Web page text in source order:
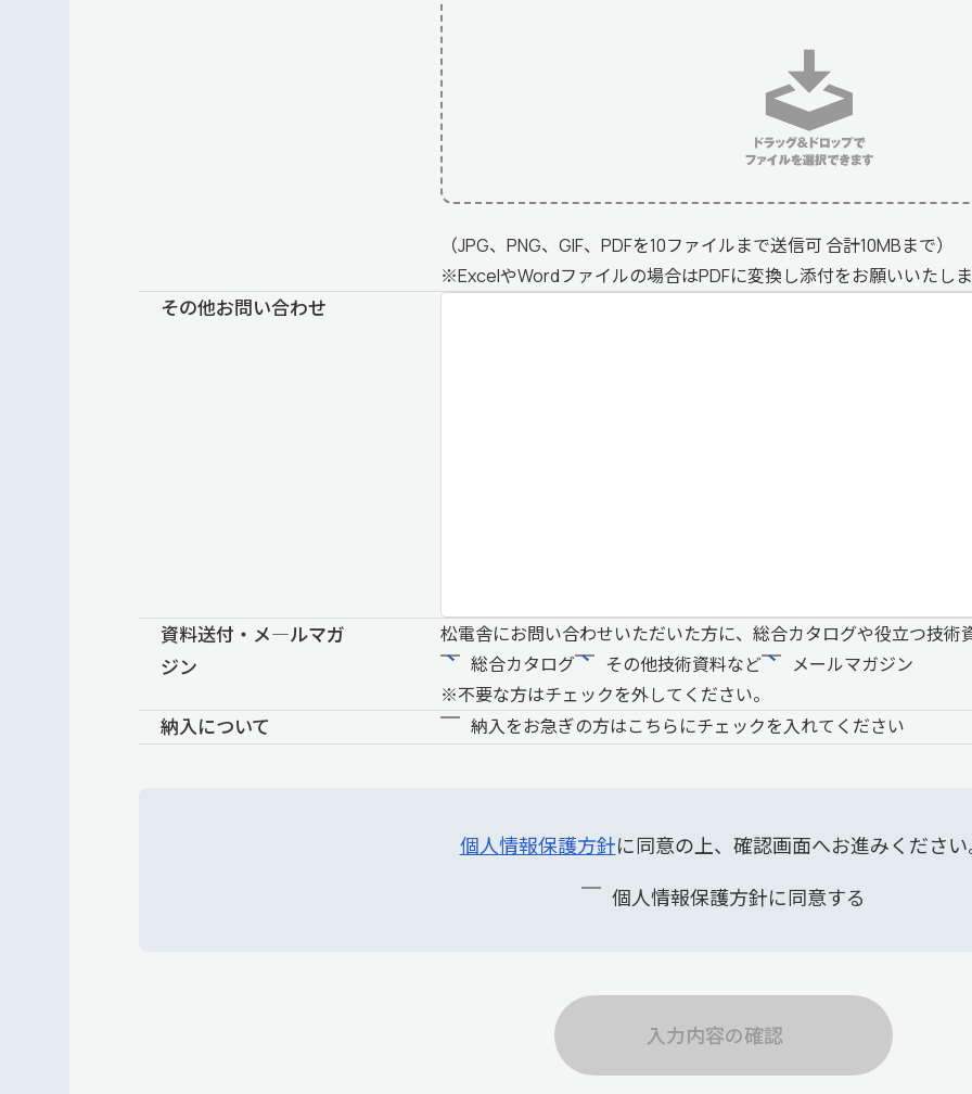
（JPG、PNG、GIF、PDFを10ファイルまで送信可 合計10MBまで）
※ExcelやWordファイルの場合はPDFに変換し添付をお願いいたし
その他お問い合わせ
資料送付・メ―ルマガ
ジン
松電舎にお問い合わせいただいた方に、総合カタログや役立つ技術
総合カタログ
その他技術資料など
メールマガジン
※不要な方はチェックを外してください。
納入について 納入をお急ぎの方はこちらにチェックを入れてください
個人情報保護方針に同意の上、確認画面へお進みください
個人情報保護方針に同意する
入力内容の確認